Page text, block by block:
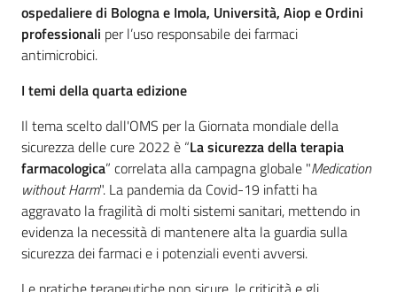
ospedaliere di Bologna e Imola, Università, Aiop e Ordini
professionali per l’uso responsabile dei farmaci
antimicrobici.
I temi della quarta edizione
Il tema scelto dall'OMS per la Giornata mondiale della
sicurezza delle cure 2022 è “La sicurezza della terapia
farmacologica” correlata alla campagna globale "Medication
without Harm". La pandemia da Covid-19 infatti ha
aggravato la fragilità di molti sistemi sanitari, mettendo in
evidenza la necessità di mantenere alta la guardia sulla
sicurezza dei farmaci e i potenziali eventi avversi.